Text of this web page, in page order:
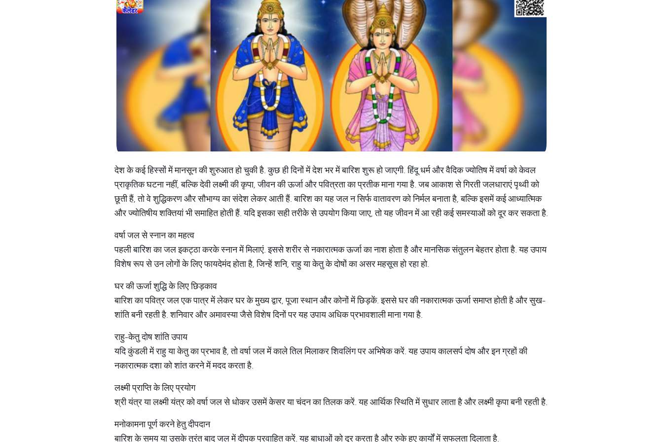
देश के कई हिस्सों में मानसून की शुरुआत हो चुकी है. कुछ ही दिनों में देश भर में बारिश शुरू हो जाएगी. हिंदू धर्म और वैदिक ज्योतिष में वर्षा को केवल
प्राकृतिक घटना नहीं, बल्कि देवी लक्ष्मी की कृपा, जीवन की ऊर्जा और पवित्रता का प्रतीक माना गया है. जब आकाश से गिरती जलधाराएं पृथ्वी को
छूती हैं, तो वे शुद्धिकरण और सौभाग्य का संदेश लेकर आती हैं. बारिश का यह जल न सिर्फ वातावरण को निर्मल बनाता है, बल्कि इसमें कई आध्यात्मिक
और ज्योतिषीय शक्तियां भी समाहित होती हैं. यदि इसका सही तरीके से उपयोग किया जाए, तो यह जीवन में आ रही कई समस्याओं को दूर कर सकता है.
वर्षा जल से स्नान का महत्व
पहली बारिश का जल इकट्ठा करके स्नान में मिलाएं. इससे शरीर से नकारात्मक ऊर्जा का नाश होता है और मानसिक संतुलन बेहतर होता है. यह उपाय
विशेष रूप से उन लोगों के लिए फायदेमंद होता है, जिन्हें शनि, राहु या केतु के दोषों का असर महसूस हो रहा हो.
घर की ऊर्जा शुद्धि के लिए छिड़काव
बारिश का पवित्र जल एक पात्र में लेकर घर के मुख्य द्वार, पूजा स्थान और कोनों में छिड़कें. इससे घर की नकारात्मक ऊर्जा समाप्त होती है और सुख-
शांति बनी रहती है. शनिवार और अमावस्या जैसे विशेष दिनों पर यह उपाय अधिक प्रभावशाली माना गया है.
राहु-केतु दोष शांति उपाय
यदि कुंडली में राहु या केतु का प्रभाव है, तो वर्षा जल में काले तिल मिलाकर शिवलिंग पर अभिषेक करें. यह उपाय कालसर्प दोष और इन ग्रहों की
नकारात्मक दशा को शांत करने में मदद करता है.
लक्ष्मी प्राप्ति के लिए प्रयोग
श्री यंत्र या लक्ष्मी यंत्र को वर्षा जल से धोकर उसमें केसर या चंदन का तिलक करें. यह आर्थिक स्थिति में सुधार लाता है और लक्ष्मी कृपा बनी रहती है.
मनोकामना पूर्ण करने हेतु दीपदान
बारिश के समय या उसके तुरंत बाद जल में दीपक प्रवाहित करें. यह बाधाओं को दूर करता है और रुके हुए कार्यों में सफलता दिलाता है.